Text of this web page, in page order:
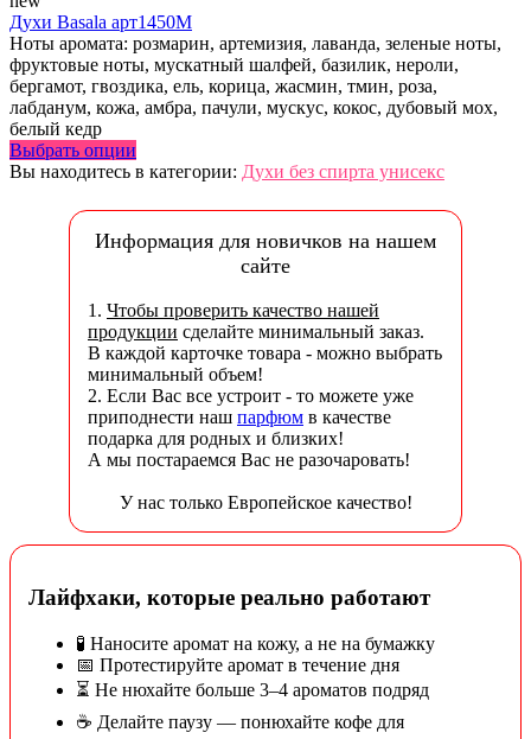
Духи Basala арт1450M
Ноты аромата: розмарин, артемизия, лаванда, зеленые ноты,
фруктовые ноты, мускатный шалфей, базилик, нероли,
бергамот, гвоздика, ель, корица, жасмин, тмин, роза,
лабданум, кожа, амбра, пачули, мускус, кокос, дубовый мох,
белый кедр
Выбрать опции
Вы находитесь в категории: Духи без спирта унисекс
Информация для новичков на нашем
сайте
1. Чтобы проверить качество нашей
продукции сделайте минимальный заказ.
В каждой карточке товара - можно выбрать
минимальный объем!
2. Если Вас все устроит - то можете уже
приподнести наш парфюм в качестве
подарка для родных и близких!
А мы постараемся Вас не разочаровать!
У нас только Европейское качество!
Лайфхаки, которые реально работают
🧪 Наносите аромат на кожу, а не на бумажку
📅 Протестируйте аромат в течение дня
⏳ Не нюхайте больше 3–4 ароматов подряд
☕ Делайте паузу — понюхайте кофе для